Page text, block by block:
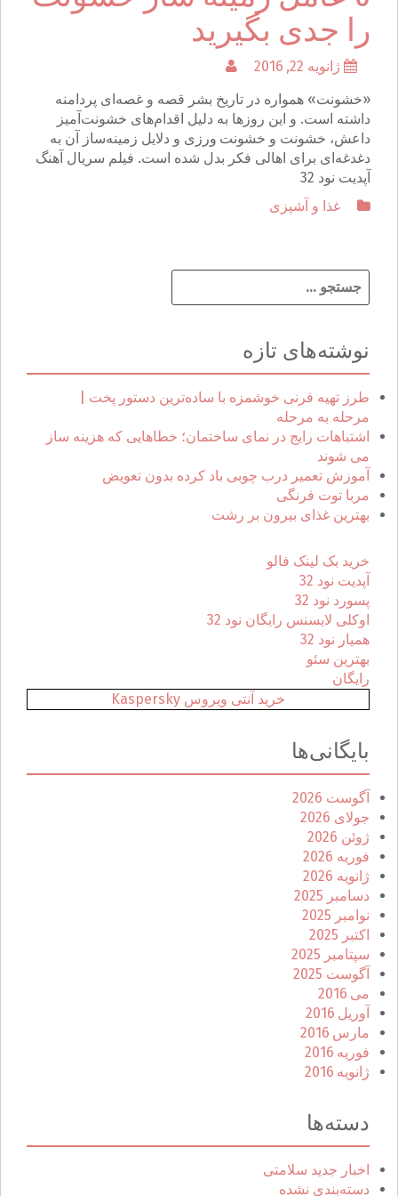
را جدی بگیرید
ژانویه 22, 2016
«خشونت» همواره در تاریخ بشر قصه و غصه‌ای پردامنه
داشته ‌است. و این روزها به دلیل اقدام‌های خشونت‌آمیز
داعش، خشونت و خشونت ورزی و دلایل زمینه‌ساز آن به
دغدغه‌ای برای اهالی فکر بدل شده‌ است. فیلم سریال آهنگ
آپدیت نود 32
غذا و آشپزی
س
و
ب
ر
ا
ی
:
نوشته‌های تازه
طرز تهیه فرنی خوشمزه با ساده‌ترین دستور پخت |
مرحله به مرحله
اشتباهات رایج در نمای ساختمان؛ خطاهایی که هزینه ساز
می شوند
آموزش تعمیر درب چوبی باد کرده بدون تعویض
مربا توت فرنگی
بهترین غذای بیرون بر رشت
خرید بک لینک فالو
آپدیت نود 32
پسورد نود 32
اوکلی لایسنس رایگان نود 32
همیار نود 32
بهترین سئو
رایگان
خرید آنتی ویروس Kaspersky
بایگانی‌ها
آگوست 2026
جولای 2026
ژوئن 2026
فوریه 2026
ژانویه 2026
دسامبر 2025
نوامبر 2025
اکتبر 2025
سپتامبر 2025
آگوست 2025
می 2016
آوریل 2016
مارس 2016
فوریه 2016
ژانویه 2016
دسته‌ها
اخبار جدید سلامتی
دسته‌بندی نشده